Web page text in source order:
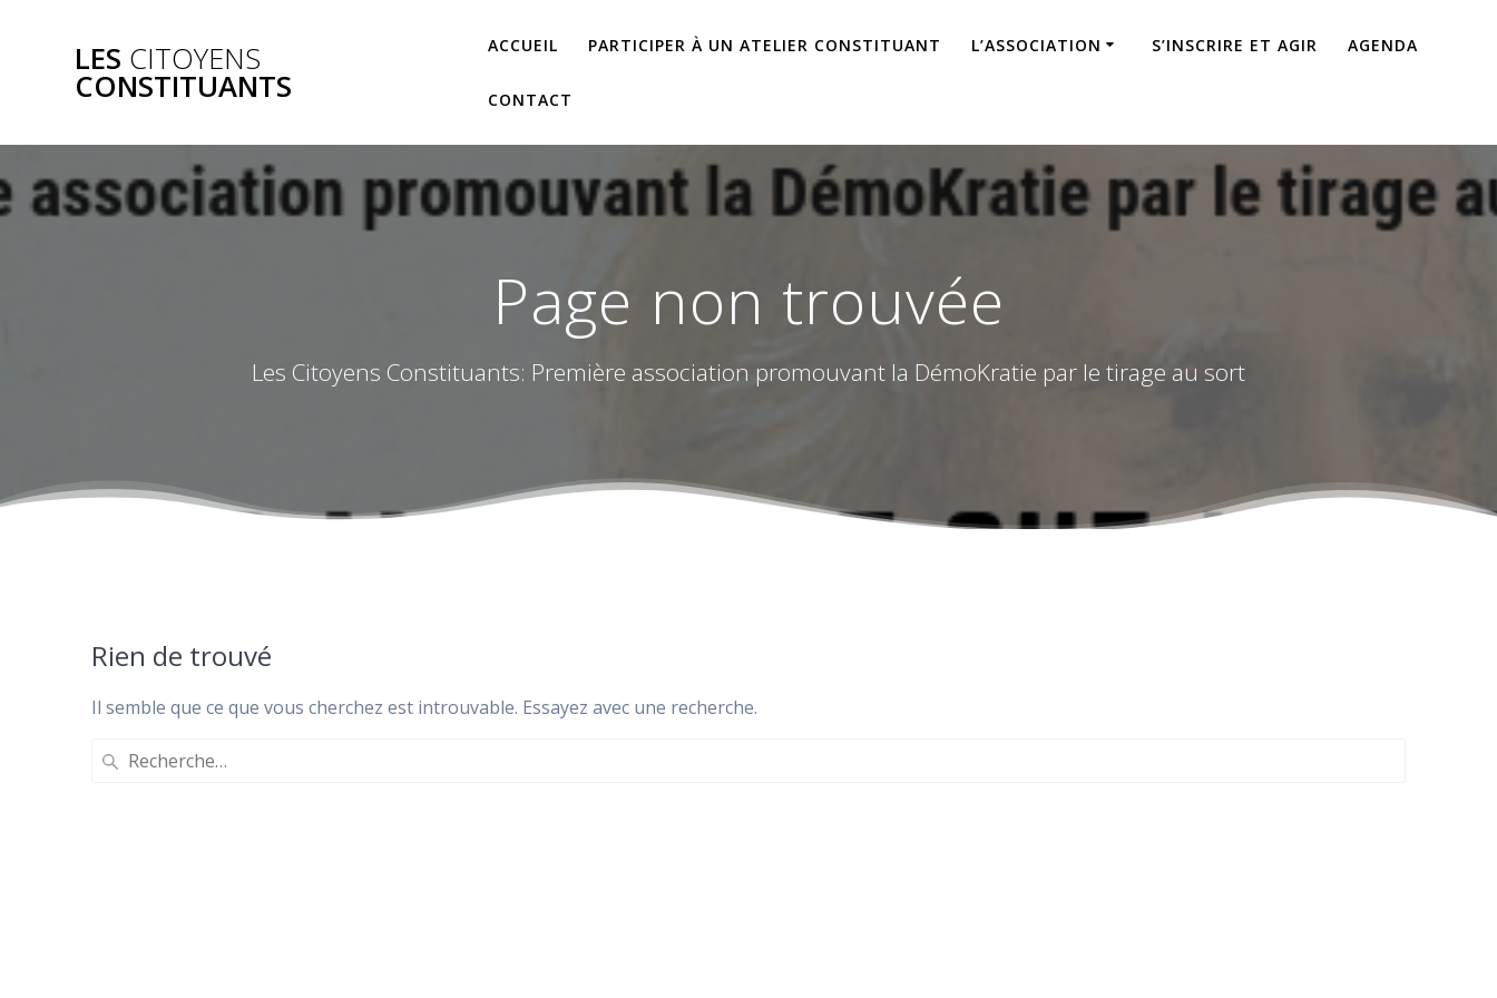
LES CITOYENS
CONSTITUANTS
ACCUEIL PARTICIPER À UN ATELIER CONSTITUANT L’ASSOCIATION S’INSCRIRE ET AGIR AGENDA
CONTACT
Page non trouvée
Les Citoyens Constituants: Première association promouvant la DémoKratie par le tirage au sort
Rien de trouvé
Il semble que ce que vous cherchez est introuvable. Essayez avec une recherche.
Recherche